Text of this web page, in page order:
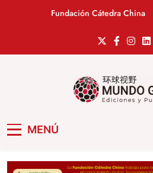
Fundación Cátedra China
MENÚ